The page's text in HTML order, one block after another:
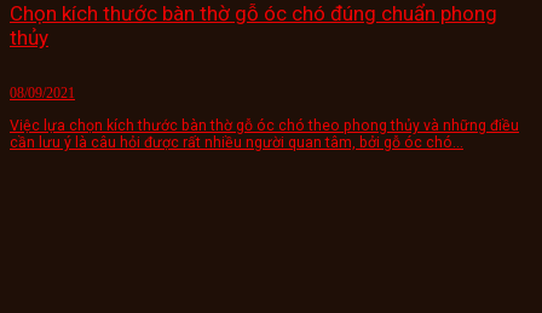
Chọn kích thước bàn thờ gỗ óc chó đúng chuẩn phong
thủy
08/09/2021
Việc lựa chọn kích thước bàn thờ gỗ óc chó theo phong thủy và những điều
cần lưu ý là câu hỏi được rất nhiều người quan tâm, bởi gỗ óc chó...